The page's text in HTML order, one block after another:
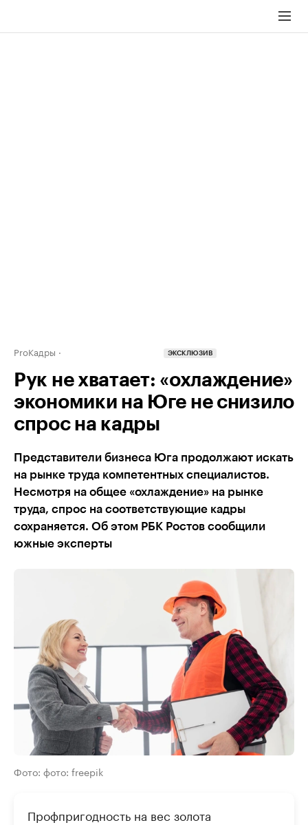
ProКадры ЭКСКЛЮЗИВ
Рук не хватает: «охлаждение»
экономики на Юге не снизило
спрос на кадры
Представители бизнеса Юга продолжают искать
на рынке труда компетентных специалистов.
Несмотря на общее «охлаждение» на рынке
труда, спрос на соответствующие кадры
сохраняется. Об этом РБК Ростов сообщили
южные эксперты
Фото: фото: freepik
Профпригодность на вес золота